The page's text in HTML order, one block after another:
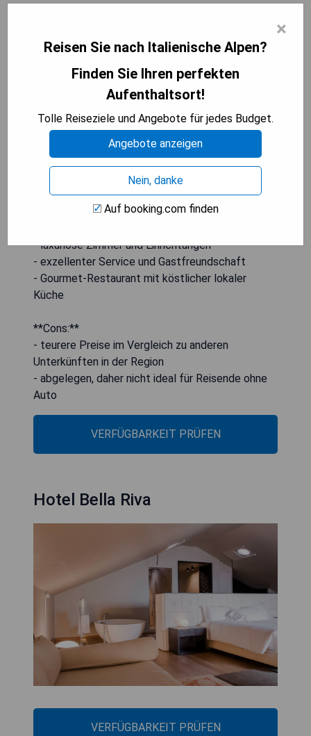
**Pros:**
- atemberaubende Aussicht auf die italienischen
- luxuriöse Zimmer und Einrichtungen
- exzellenter Service und Gastfreundschaft
- Gourmet-Restaurant mit köstlicher lokaler
Küche
**Cons:**
- teurere Preise im Vergleich zu anderen
Unterkünften in der Region
- abgelegen, daher nicht ideal für Reisende ohne
Auto
VERFÜGBARKEIT PRÜFEN
Hotel Bella Riva
VERFÜGBARKEIT PRÜFEN
×
Reisen Sie nach Italienische Alpen?
Finden Sie Ihren perfekten
Aufenthaltsort!
Tolle Reiseziele und Angebote für jedes Budget.
Angebote anzeigen
Nein, danke
Auf booking.com finden